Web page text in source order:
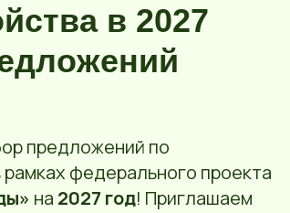
в 2027
предложений по
федерального проекта
на 2027 год! Приглашаем